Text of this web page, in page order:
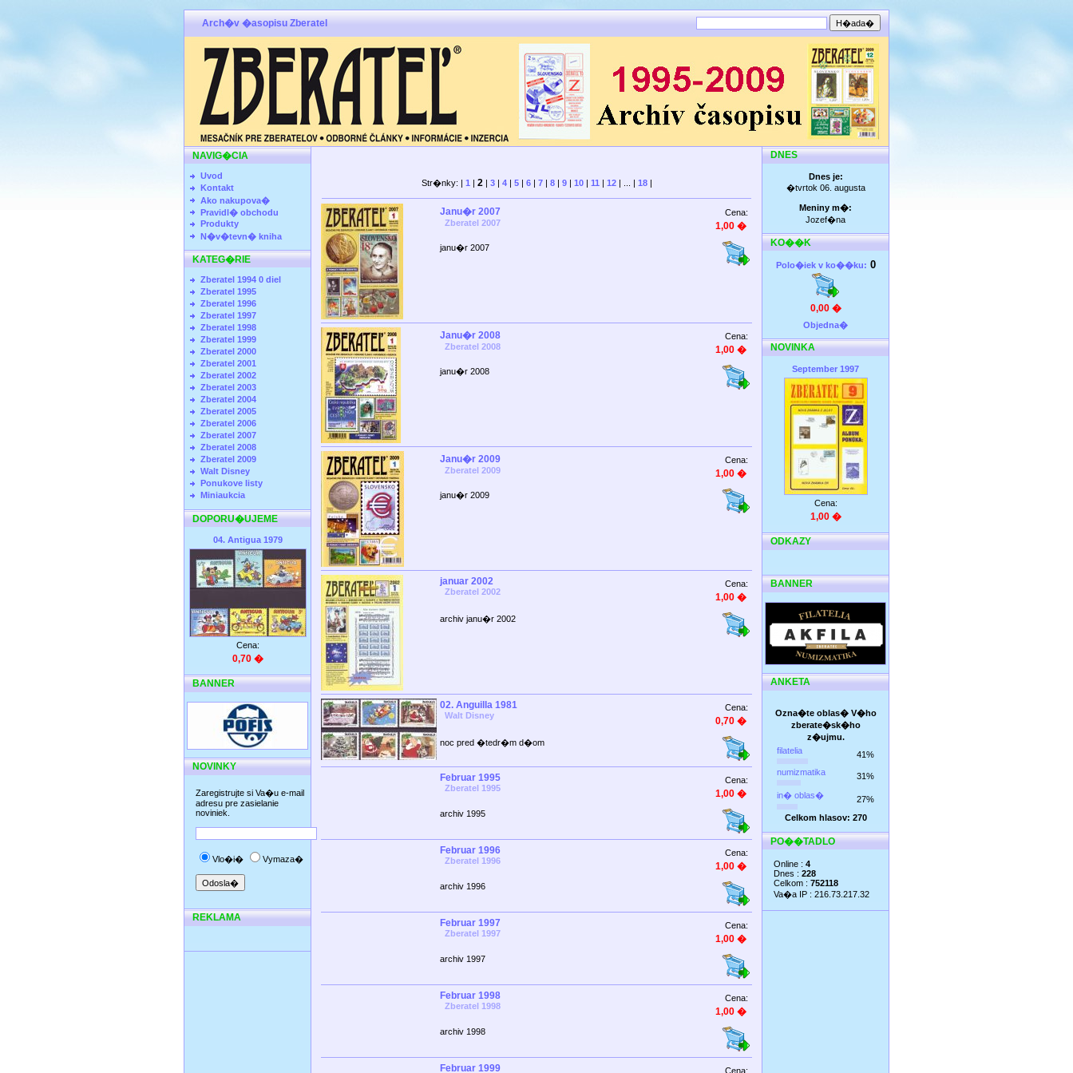
Arch�v �asopisu Zberatel
NAVIG�CIA
Uvod
Kontakt
Ako nakupova�
Pravidl� obchodu
Produkty
N�v�tevn� kniha
KATEG�RIE
Zberatel 1994 0 diel
Zberatel 1995
Zberatel 1996
Zberatel 1997
Zberatel 1998
Zberatel 1999
Zberatel 2000
Zberatel 2001
Zberatel 2002
Zberatel 2003
Zberatel 2004
Zberatel 2005
Zberatel 2006
Zberatel 2007
Zberatel 2008
Zberatel 2009
Walt Disney
Ponukove listy
Miniaukcia
DOPORU�UJEME
04. Antigua 1979
Cena:
0,70 �
BANNER
NOVINKY
Zaregistrujte si Va�u e-mail
adresu pre zasielanie
noviniek.
Vlo�i� Vymaza�
REKLAMA
Str�nky: | 1 | 2 | 3| 4| 5| 6| 7| 8| 9| 10| 11 | 12| ... | 18|
Janu�r 2007
Zberatel 2007
Cena:
1,00 �
janu�r 2007
Janu�r 2008
Zberatel 2008
Cena:
1,00 �
janu�r 2008
Janu�r 2009
Zberatel 2009
Cena:
1,00 �
janu�r 2009
januar 2002
Zberatel 2002
Cena:
1,00 �
archiv janu�r 2002
02. Anguilla 1981
Walt Disney
Cena:
0,70 �
noc pred �tedr�m d�om
Februar 1995
Zberatel 1995
Cena:
1,00 �
archiv 1995
Februar 1996
Zberatel 1996
Cena:
1,00 �
archiv 1996
Februar 1997
Zberatel 1997
Cena:
1,00 �
archiv 1997
Februar 1998
Zberatel 1998
Cena:
1,00 �
archiv 1998
Februar 1999 Cena:
DNES
Dnes je:
�tvrtok 06. augusta
Meniny m�:
Jozef�na
KO��K
Polo�iek v ko��ku: 0
0,00 �
Objedna�
NOVINKA
September 1997
Cena:
1,00 �
ODKAZY
BANNER
ANKETA
Ozna�te oblas� V�ho
zberate�sk�ho
z�ujmu.
filatelia
41%
numizmatika
31%
in� oblas�
27%
Celkom hlasov: 270
PO��TADLO
Online : 4
Dnes : 228
Celkom : 752118
Va�a IP : 216.73.217.32